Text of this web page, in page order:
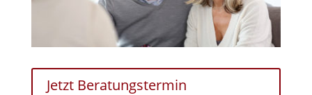
Jetzt Beratungstermin